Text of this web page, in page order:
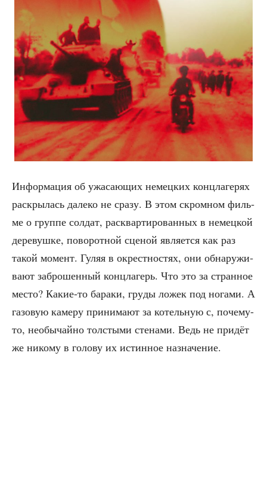
Инфор­ма­ция об ужа­са­ю­щих немец­ких конц­ла­ге­рях
рас­кры­лась дале­ко не сра­зу. В этом скром­ном филь­
ме о груп­пе сол­дат, рас­квар­ти­ро­ван­ных в немец­кой
дере­вуш­ке, пово­рот­ной сце­ной явля­ет­ся как раз
такой момент. Гуляя в окрест­но­стях, они обна­ру­жи­
ва­ют забро­шен­ный конц­ла­герь. Что это за стран­ное
место? Какие-то бара­ки, гру­ды ложек под нога­ми. А
газо­вую каме­ру при­ни­ма­ют за котель­ную с, поче­му-
то, необы­чай­но тол­сты­ми сте­на­ми. Ведь не при­дёт
же нико­му в голо­ву их истин­ное назначение.